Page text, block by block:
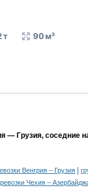
т 90 м³
— Грузия, соседние
Венгрия – Грузия
Чехия –